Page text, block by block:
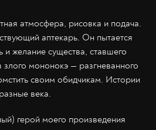
атмосфера, рисовка и подача.
аптекарь. Он пытается
и желание существа, ставшего
мононокэ — разгневанного
своим обидчикам. Истории
века.
герой моего произведения